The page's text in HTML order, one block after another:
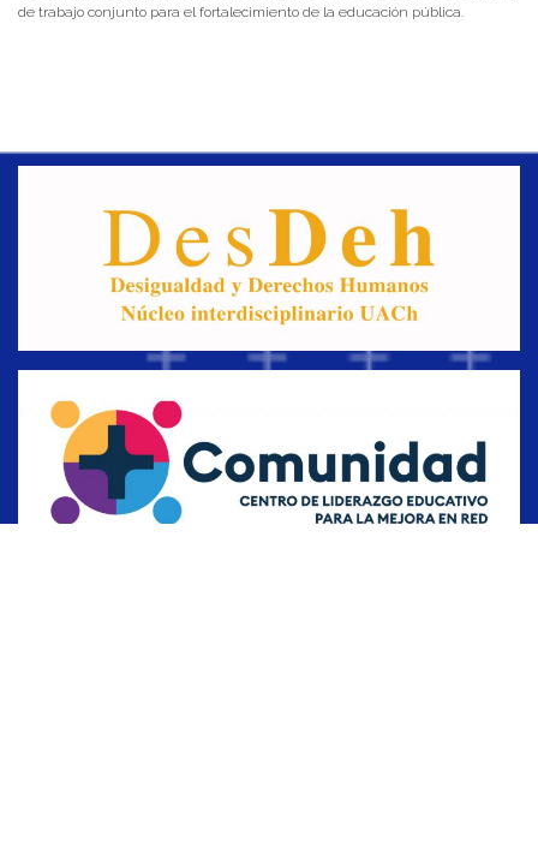
de trabajo conjunto para el fortalecimiento de la educación pública.